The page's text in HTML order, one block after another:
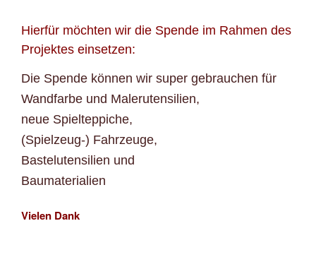
Hierfür möchten wir die Spende im Rahmen des
Projektes einsetzen:
Die Spende können wir super gebrauchen für
Wandfarbe und Malerutensilien,
neue Spielteppiche,
(Spielzeug-) Fahrzeuge,
Bastelutensilien und
Baumaterialien
Vielen Dank